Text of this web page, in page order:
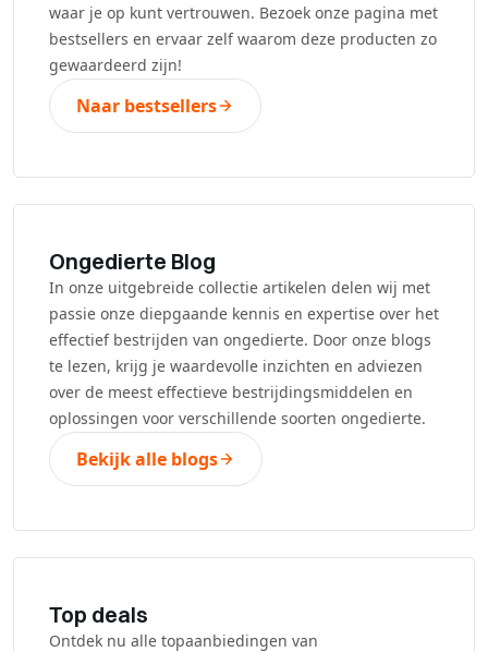
waar je op kunt vertrouwen. Bezoek onze pagina met
bestsellers en ervaar zelf waarom deze producten zo
gewaardeerd zijn!
Naar bestsellers
Ongedierte Blog
In onze uitgebreide collectie artikelen delen wij met
passie onze diepgaande kennis en expertise over het
effectief bestrijden van ongedierte. Door onze blogs
te lezen, krijg je waardevolle inzichten en adviezen
over de meest effectieve bestrijdingsmiddelen en
oplossingen voor verschillende soorten ongedierte.
Bekijk alle blogs
Top deals
Ontdek nu alle topaanbiedingen van